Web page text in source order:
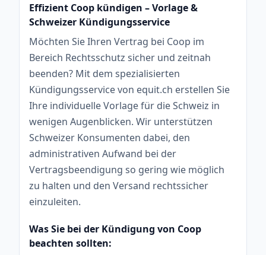
Effizient Coop kündigen – Vorlage &
Schweizer Kündigungsservice
Möchten Sie Ihren Vertrag bei Coop im
Bereich Rechtsschutz sicher und zeitnah
beenden? Mit dem spezialisierten
Kündigungsservice von equit.ch erstellen Sie
Ihre individuelle Vorlage für die Schweiz in
wenigen Augenblicken. Wir unterstützen
Schweizer Konsumenten dabei, den
administrativen Aufwand bei der
Vertragsbeendigung so gering wie möglich
zu halten und den Versand rechtssicher
einzuleiten.
Was Sie bei der Kündigung von Coop
beachten sollten: